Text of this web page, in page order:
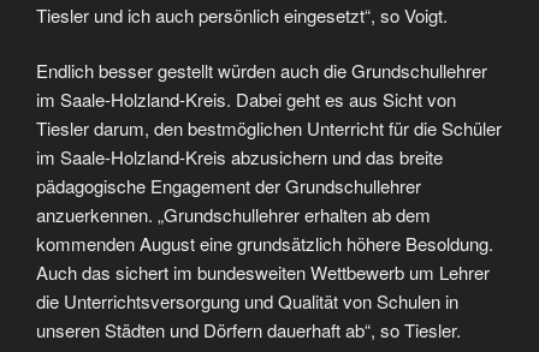
Tiesler und ich auch persönlich eingesetzt“, so Voigt.
Endlich besser gestellt würden auch die Grundschullehrer
im Saale-Holzland-Kreis. Dabei geht es aus Sicht von
Tiesler darum, den bestmöglichen Unterricht für die Schüler
im Saale-Holzland-Kreis abzusichern und das breite
pädagogische Engagement der Grundschullehrer
anzuerkennen. „Grundschullehrer erhalten ab dem
kommenden August eine grundsätzlich höhere Besoldung.
Auch das sichert im bundesweiten Wettbewerb um Lehrer
die Unterrichtsversorgung und Qualität von Schulen in
unseren Städten und Dörfern dauerhaft ab“, so Tiesler.